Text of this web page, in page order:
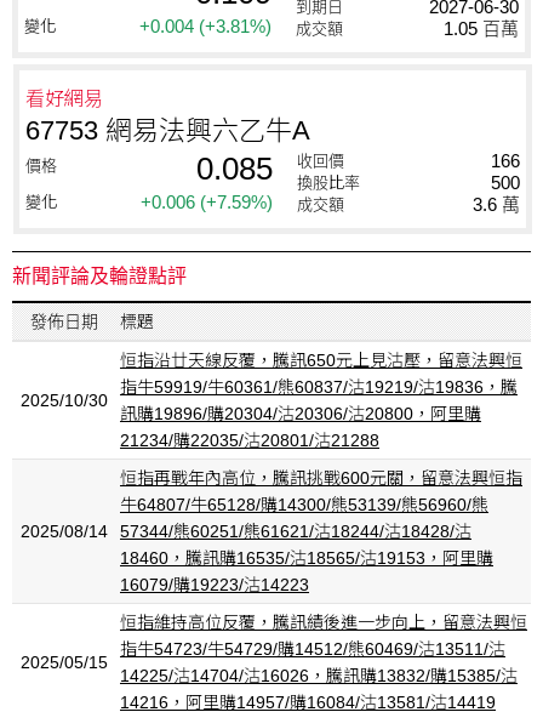
變化 +0.004 (+3.81%)
到期日 2027-06-30
成交額 1.05 百萬
看好網易
67753 網易法興六乙牛A
價格 0.085
變化 +0.006 (+7.59%)
收回價 166
換股比率 500
成交額 3.6 萬
新聞評論及輪證點評
發佈日期 標題
2025/10/30
恒指沿廿天線反覆，騰訊650元上見沽壓，留意法興恒
指牛59919/牛60361/熊60837/沽19219/沽19836，騰
訊購19896/購20304/沽20306/沽20800，阿里購
21234/購22035/沽20801/沽21288
2025/08/14
恒指再戰年內高位，騰訊挑戰600元關，留意法興恒指
牛64807/牛65128/購14300/熊53139/熊56960/熊
57344/熊60251/熊61621/沽18244/沽18428/沽
18460，騰訊購16535/沽18565/沽19153，阿里購
16079/購19223/沽14223
2025/05/15
恒指維持高位反覆，騰訊績後進一步向上，留意法興恒
指牛54723/牛54729/購14512/熊60469/沽13511/沽
14225/沽14704/沽16026，騰訊購13832/購15385/沽
14216，阿里購14957/購16084/沽13581/沽14419